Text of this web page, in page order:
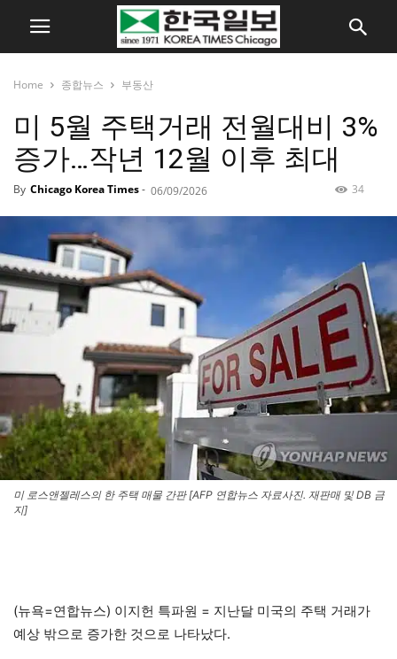
Home 종합뉴스 부동산
미 5월 주택거래 전월대비 3%
증가…작년 12월 이후 최대
By Chicago Korea Times- 06/09/2026 34
미 로스앤젤레스의 한 주택 매물 간판 [AFP 연합뉴스 자료사진. 재판매 및 DB 금
지]
(뉴욕=연합뉴스) 이지헌 특파원 = 지난달 미국의 주택 거래가
예상 밖으로 증가한 것으로 나타났다.